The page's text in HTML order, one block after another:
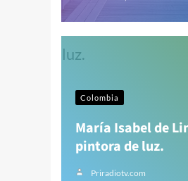
Colombia
María Isabel de
pintora de luz.
Priradiotv.com